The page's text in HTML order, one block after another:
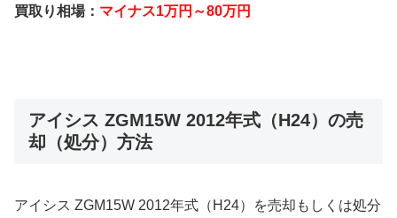
買取り相場： マイナス1万円～80万円
アイシス ZGM15W 2012年式（H24）の売
却（処分）方法
アイシス ZGM15W 2012年式（H24）を売却もしくは処分